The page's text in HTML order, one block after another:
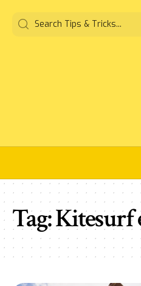
Tag:Kitesurf